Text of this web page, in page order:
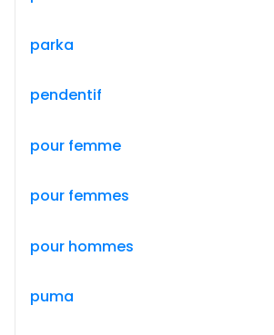
parka
pendentif
pour femme
pour femmes
pour hommes
puma